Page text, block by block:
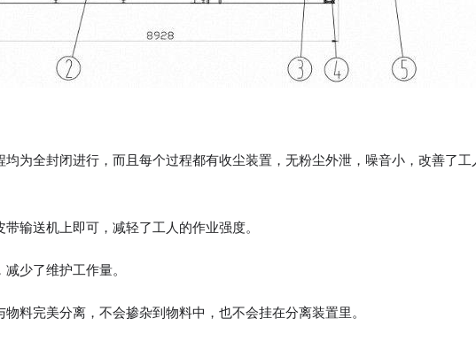
为全封闭进行，而且每个过程都有收尘装置，无粉尘外泄，噪音小，改善了工
输送机上即可，减轻了工人的作业强度。
少了维护工作量。
料完美分离，不会掺杂到物料中，也不会挂在分离装置里。